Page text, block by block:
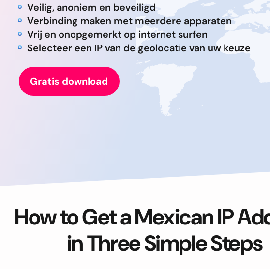
Veilig, anoniem en beveiligd
Verbinding maken met meerdere apparaten
Vrij en onopgemerkt op internet surfen
Selecteer een IP van de geolocatie van uw keuze
Gratis download
How to Get a Mexican IP
in Three Simple Steps